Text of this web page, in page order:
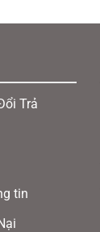
Trả
tin